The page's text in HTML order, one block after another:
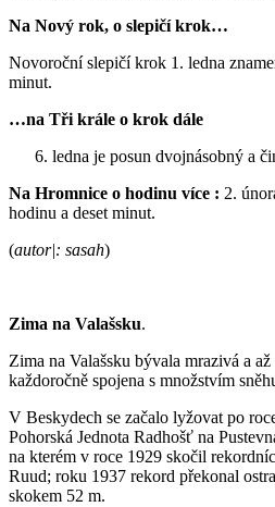
Na Nový rok, o slepičí krok…
Novoroční slepičí krok 1. ledna
minut.
…na Tři krále o krok dále
ledna je posun dvojnásobný a
Na Hromnice o hodinu více : 2.
hodinu a deset minut.
(autor|: sasah)
Zima na Valašsku.
Zima na Valašsku bývala mrazivá a
každoročně spojena s množstvím
V Beskydech se začalo lyžovat po
Pohorská Jednota Radhošť na
na kterém v roce 1929 skočil
Ruud; roku 1937 rekord překonal
skokem 52 m.